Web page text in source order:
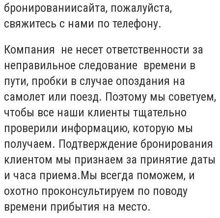
бронированиисайта, пожалуйста,
свяжитесь с нами по телефону.
Компания не несет ответственности за
неправильное следование времени в
пути, пробки в случае опоздания на
самолет или поезд. Поэтому мы советуем,
чтобы все наши клиенты тщательно
проверили информацию, которую мы
получаем. Подтверждение бронирования
клиентом мы признаем за принятие даты
и часа приема.Мы всегда поможем, и
охотно проконсультируем по поводу
времени прибытия на место.